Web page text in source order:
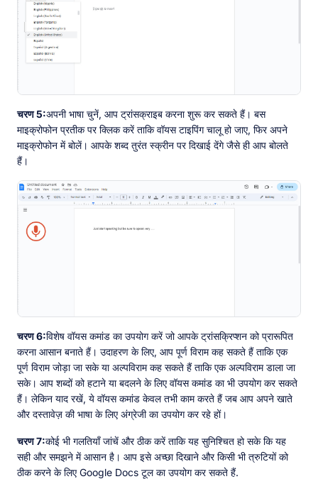
चरण 5:अपनी भाषा चुनें, आप ट्रांसक्राइब करना शुरू कर सकते हैं। बस
माइक्रोफोन प्रतीक पर क्लिक करें ताकि वॉयस टाइपिंग चालू हो जाए, फिर अपने
माइक्रोफोन में बोलें। आपके शब्द तुरंत स्क्रीन पर दिखाई देंगे जैसे ही आप बोलते
हैं।
चरण 6:विशेष वॉयस कमांड का उपयोग करें जो आपके ट्रांसक्रिप्शन को प्रारूपित
करना आसान बनाते हैं। उदाहरण के लिए, आप पूर्ण विराम कह सकते हैं ताकि एक
पूर्ण विराम जोड़ा जा सके या अल्पविराम कह सकते हैं ताकि एक अल्पविराम डाला जा
सके। आप शब्दों को हटाने या बदलने के लिए वॉयस कमांड का भी उपयोग कर सकते
हैं। लेकिन याद रखें, ये वॉयस कमांड केवल तभी काम करते हैं जब आप अपने खाते
और दस्तावेज़ की भाषा के लिए अंग्रेजी का उपयोग कर रहे हों।
चरण 7:कोई भी गलतियाँ जांचें और ठीक करें ताकि यह सुनिश्चित हो सके कि यह
सही और समझने में आसान है। आप इसे अच्छा दिखाने और किसी भी त्रुटियों को
ठीक करने के लिए Google Docs टूल का उपयोग कर सकते हैं.